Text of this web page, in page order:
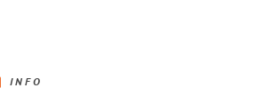
INFO